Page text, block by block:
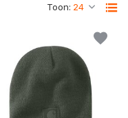
Toon: